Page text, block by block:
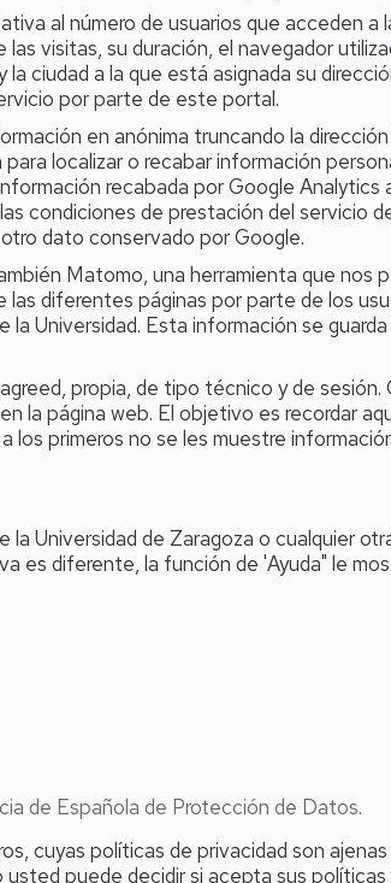
al número de usuarios que acceden a
visitas, su duración, el navegador
ciudad a la que está asignada su
por parte de este portal.
en anónima truncando la
localizar o recabar información
recabada por Google Analytics
condiciones de prestación del servicio
dato conservado por Google.
Matomo, una herramienta que nos
diferentes páginas por parte de los
Universidad. Esta información se
propia, de tipo técnico y de sesión.
la página web. El objetivo es recordar
los primeros no se les muestre
Universidad de Zaragoza o cualquier
es diferente, la función de 'Ayuda" le
de Española de Protección de Datos.
cuyas políticas de privacidad son ajenas
puede decidir si acepta sus